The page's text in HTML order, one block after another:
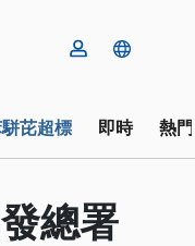
芘超標 即時 熱
總署